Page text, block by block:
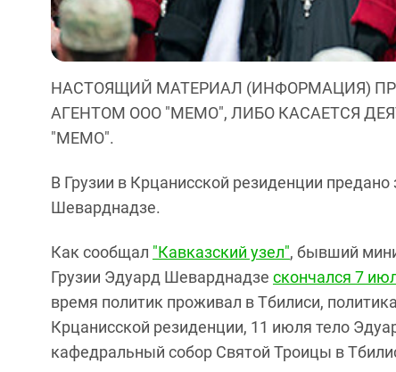
НАСТОЯЩИЙ МАТЕРИАЛ (ИНФОРМАЦИЯ)
АГЕНТОМ ООО "МЕМО", ЛИБО КАСАЕТСЯ
"МЕМО".
В Грузии в Крцанисской резиденции
Шеварднадзе.
Как сообщал "Кавказский узел", бывший
Грузии Эдуард Шеварднадзе скончался 7
время политик проживал в Тбилиси,
Крцанисской резиденции, 11 июля тело
кафедральный собор Святой Троицы в